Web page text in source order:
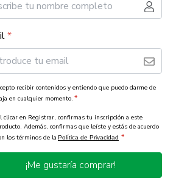
*
recibir contenidos y entiendo que puedo darme de
en cualquier momento. *
clicar en Registrar, confirmas tu inscripción a este
Además, confirmas que leíste y estás de acuerdo
los términos de la Política de Privacidad *
¡Me gustaría comprar!